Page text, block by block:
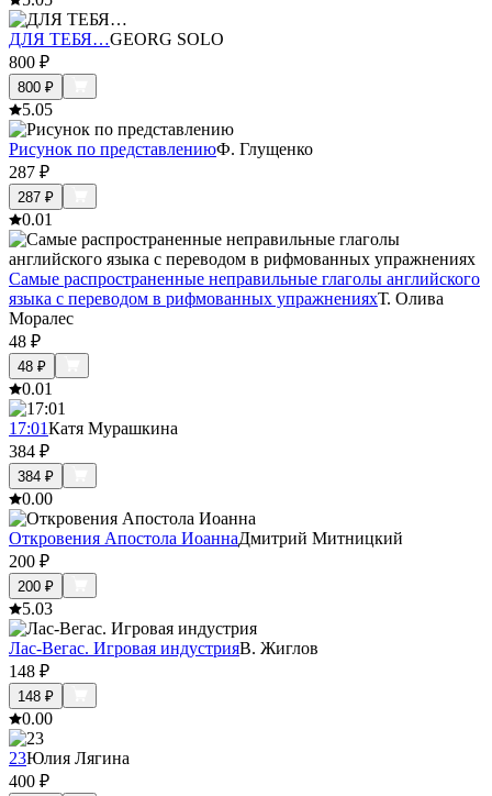
ДЛЯ ТЕБЯ…GEORG SOLO
800 ₽
800 ₽
5.05
Рисунок по представлениюФ. Глущенко
287 ₽
287 ₽
0.01
Самые распространенные неправильные глаголы английского
языка с переводом в рифмованных упражненияхТ. Олива
Моралес
48 ₽
48 ₽
0.01
17:01Катя Мурашкина
384 ₽
384 ₽
0.00
Откровения Апостола ИоаннаДмитрий Митницкий
200 ₽
200 ₽
5.03
Лас-Вегас. Игровая индустрияВ. Жиглов
148 ₽
148 ₽
0.00
23Юлия Лягина
400 ₽